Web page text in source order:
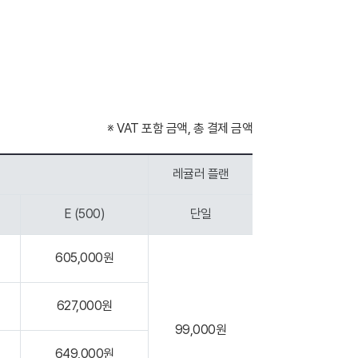
※ VAT 포함 금액, 총 결제 금액
레귤러 플랜
E (500) 단일
605,000원
99,000원
627,000원
649,000원